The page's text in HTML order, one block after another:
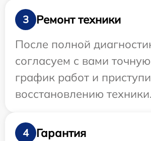
3
Ремонт техники
После полной
согласуем с вами
график работ и
восстановлению техники.
4 Гарантия